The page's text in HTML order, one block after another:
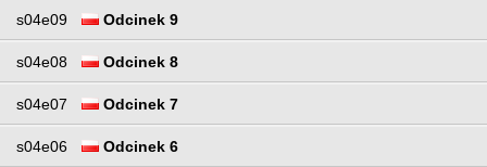
s04e09 Odcinek 9
s04e08 Odcinek 8
s04e07 Odcinek 7
s04e06 Odcinek 6